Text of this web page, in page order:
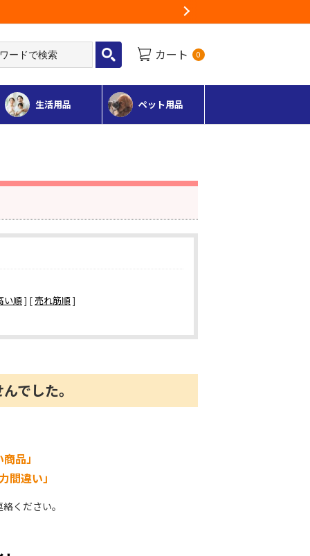
カート 0
生活用品 ペット用品
い順] [売れ筋順]
でした。
品」
間違い」
ください。